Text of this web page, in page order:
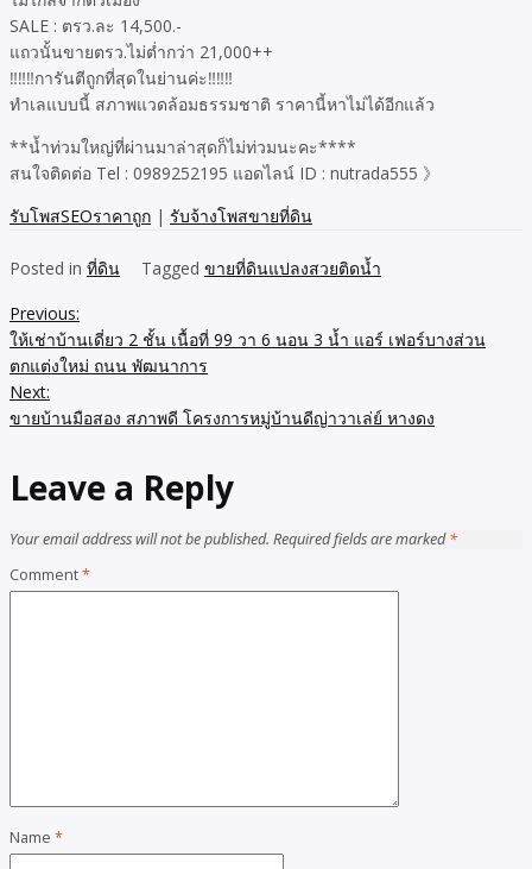
SALE : ตรว.ละ 14,500.-
แถวนั้นขายตรว.ไม่ต่ำกว่า 21,000++
‼️‼️‼️การันตีถูกที่สุดในย่านค่ะ‼️‼️‼️
ทำเลแบบนี้ สภาพแวดล้อมธรรมชาติ ราคานี้หาไม่ได้อีกแล้ว
**น้ำท่วมใหญ่ที่ผ่านมาล่าสุดก็ไม่ท่วมนะคะ****
สนใจติดต่อ Tel : 0989252195 แอดไลน์ ID : nutrada555 》
รับโพสSEOราคาถูก | รับจ้างโพสขายที่ดิน
Posted in ที่ดิน Tagged ขายที่ดินแปลงสวยติดน้ำ
Post
navigation
Previous:
ให้เช่าบ้านเดี่ยว 2 ชั้น เนื้อที่ 99 วา 6 นอน 3 น้ำ แอร์ เฟอร์บางส่วน
ตกแต่งใหม่ ถนน พัฒนาการ
Next:
ขายบ้านมือสอง สภาพดี โครงการหมู่บ้านดีญ่าวาเล่ย์ หางดง
Leave a Reply
Your email address will not be published. Required fields are marked*
Comment*
Name *